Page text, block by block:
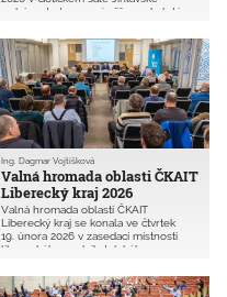
radnice. Je to pro nás již mnohaleté
a důstojností velmi vhodné pro tento
účel. Na valnou hromadu bylo
pozváno všech 1 035 členů. Zúčastnilo
se jí 48 autorizovaných osob (5 %
všech členů oblasti) a 9 hostů. Na
jednání vystoupil i předseda Senátu
Miloš Vystrčil.
Valná hromada oblasti ČKAIT
Liberecký kraj 2026
Ing. Dagmar Vojtíšková
Valná hromada oblasti ČKAIT
Liberecký kraj se konala ve čtvrtek
19. února 2026 v zasedací místnosti
libereckého podnikatelského
hromadu bylo pozváno všech 996
členů. Zúčastnilo se jí 42